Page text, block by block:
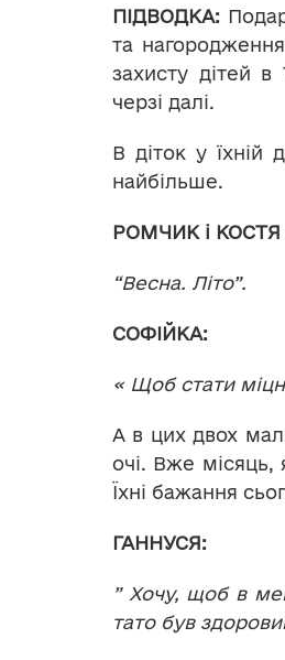
ПІДВОДКА:
та
захисту дітей
черзі далі.
В діток у
найбільше.
РОМЧИК і КОСТЯ
“Весна. Літо”.
СОФІЙКА:
« Щоб стати
А в цих двох
очі. Вже місяць,
Їхні бажання
ГАННУСЯ:
” Хочу, щоб в
тато був